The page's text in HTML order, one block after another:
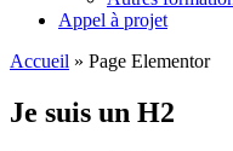
Appel à projet
Accueil » Page Elementor
Je suis un H2